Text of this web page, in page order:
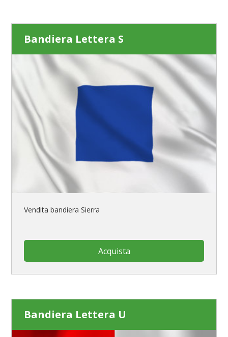
Bandiera Lettera S
Vendita bandiera Sierra
Acquista
Bandiera Lettera U